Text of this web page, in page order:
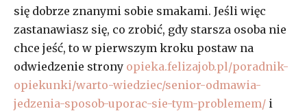
się dobrze znanymi sobie smakami. Jeśli więc
zastanawiasz się, co zrobić, gdy starsza osoba nie
chce jeść, to w pierwszym kroku postaw na
odwiedzenie strony opieka.felizajob.pl/poradnik-
opiekunki/warto-wiedziec/senior-odmawia-
jedzenia-sposob-uporac-sie-tym-problemem/ i